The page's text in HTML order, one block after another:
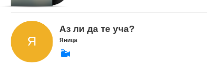
Аз ли да те уча?
Яница